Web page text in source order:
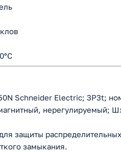
Schneider Electric; 3P3t;
нерегулируемый;
защиты
замыкания.